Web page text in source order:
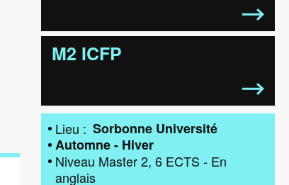
M2 ICFP
Lieu
Sorbonne Université
Automne - Hiver
Niveau Master 2 6 ECTS - En
anglais